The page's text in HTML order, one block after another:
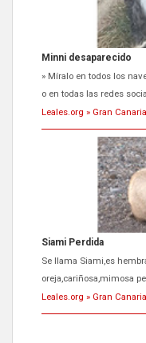
Siami Perdida
Se llama Siami,es
oreja,cariñosa,mimosa
Leales.org » Gran Canaria
ADOPCIÓN URGENTE
El ayuntamiento se va a
próximos días, ella
Leales.org » Gran Canaria